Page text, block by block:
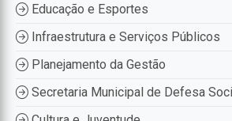
Educação e Esportes
Infraestrutura e Serviços Públicos
Planejamento da Gestão
Secretaria Municipal de Defesa